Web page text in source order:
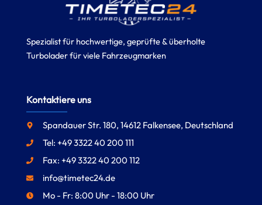
Spezialist für hochwertige, geprüfte & überholte
Turbolader für viele Fahrzeugmarken
Kontaktiere uns
Spandauer Str. 180, 14612 Falkensee, Deutschland
Tel: +49 3322 40 200 111
Fax: +49 3322 40 200 112
info@timetec24.de
Mo - Fr: 8:00 Uhr - 18:00 Uhr